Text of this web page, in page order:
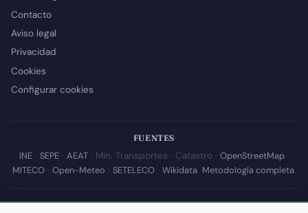
Contacto
Aviso legal
Privacidad
Cookies
Configurar cookies
FUENTES
INE· SEPE· AEAT· Min. Transportes · Catastro · OpenStreetMap·
MITECO· Open-Meteo · SETELECO· Wikidata. Metodología completa.
© 2026 Callejear.com — Directorio municipal de España con datos